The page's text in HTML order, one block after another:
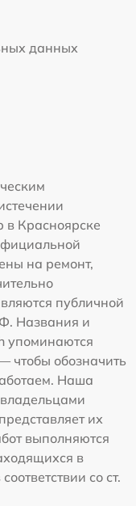
данных
в Красноярске
на ремонт,
публичной
Названия и
упоминаются
чтобы обозначить
Наша
их
выполняются
в
со ст.